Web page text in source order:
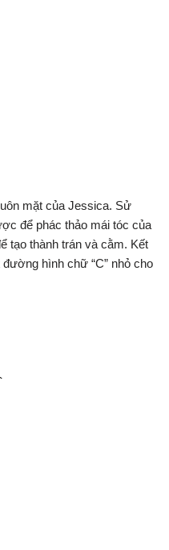
mặt của Jessica. Sử
để phác thảo mái tóc của
tạo thành trán và cằm. Kết
hình chữ “C” nhỏ cho